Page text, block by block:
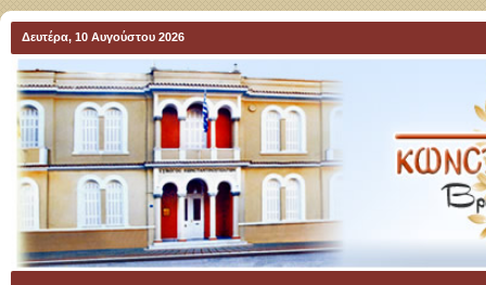
Δευτέρα, 10 Αυγούστου 2026